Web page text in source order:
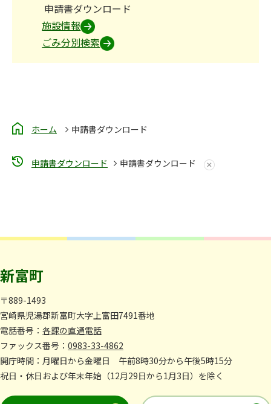
申請書ダウンロード
施設情報
ごみ分別検索
ホーム 申請書ダウンロード
申請書ダウンロード 申請書ダウンロード
新富町
〒889-1493
宮崎県児湯郡新富町大字上富田7491番地
電話番号： 各課の直通電話
ファックス番号： 0983-33-4862
開庁時間：月曜日から金曜日 午前8時30分から午後5時15分
祝日・休日および年末年始（12月29日から1月3日）を除く